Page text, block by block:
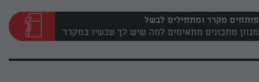
פותחים מקרר ומתחילים לבשל